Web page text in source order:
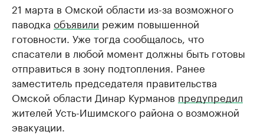
21 марта в Омской области из-за возможного
паводка объявили режим повышенной
готовности. Уже тогда сообщалось, что
спасатели в любой момент должны быть готовы
отправиться в зону подтопления. Ранее
заместитель председателя правительства
Омской области Динар Курманов предупредил
жителей Усть-Ишимского района о возможной
эвакуации.